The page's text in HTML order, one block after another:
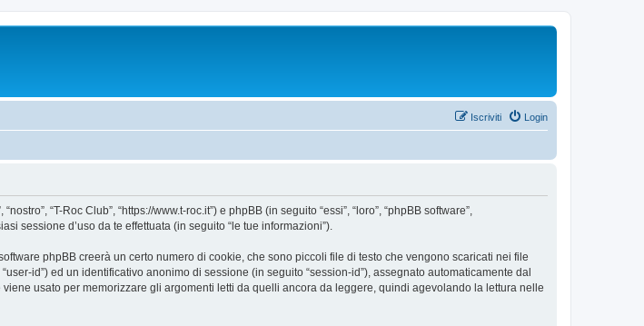
Login
Iscriviti
“T-Roc Club”, “https://www.t-roc.it”) e phpBB (in seguito “essi”, “loro”, “phpBB software”,
sessione d’uso da te effettuata (in seguito “le tue informazioni”).
phpBB creerà un certo numero di cookie, che sono piccoli file di testo che vengono scaricati nei file
id”) ed un identificativo anonimo di sessione (in seguito “session-id”), assegnato automaticamente dal
usato per memorizzare gli argomenti letti da quelli ancora da leggere, quindi agevolando la lettura nelle